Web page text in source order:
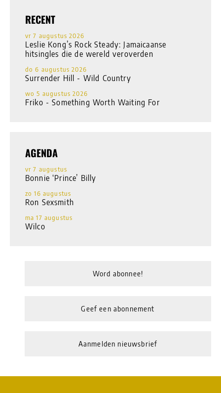
RECENT
vr 7 augustus 2026
Leslie Kong’s Rock Steady: Jamaicaanse
hitsingles die de wereld veroverden
do 6 augustus 2026
Surrender Hill - Wild Country
wo 5 augustus 2026
Friko - Something Worth Waiting For
AGENDA
vr 7 augustus
Bonnie ‘Prince’ Billy
zo 16 augustus
Ron Sexsmith
ma 17 augustus
Wilco
Word abonnee!
Geef een abonnement
Aanmelden nieuwsbrief